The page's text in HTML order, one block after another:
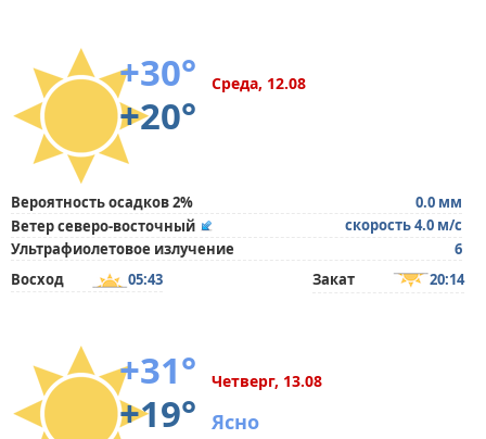
+30°
+20°
Среда, 12.08
Вероятность осадков 2%
0.0 мм
Ветер северо-восточный
скорость 4.0 м/с
Ультрафиолетовое излучение
6
Восход
05:43 Закат 20:14
+31°
+19°
Четверг, 13.08
Ясно